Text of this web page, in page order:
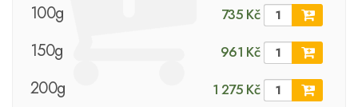
100g 735 Kč
150g 961 Kč
200g 1 275 Kč